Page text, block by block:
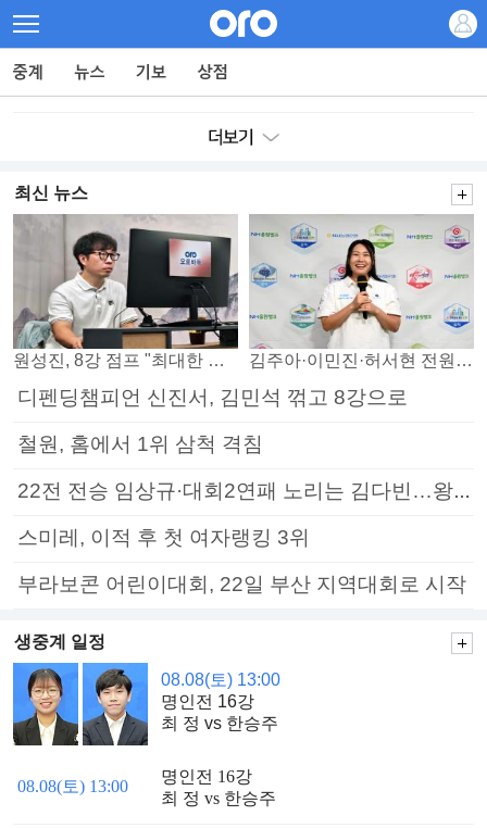
최신 뉴스
원성진, 8강 점프 "최대한 승자조에서 버티겠다" 김주아·이민진·허서현 전원 승리… 평택, 부안 꺾고 5연승
디펜딩챔피언 신진서, 김민석 꺾고 8강으로
철원, 홈에서 1위 삼척 격침
22전 전승 임상규·대회2연패 노리는 김다빈…왕중왕전 16강 7일부터
스미레, 이적 후 첫 여자랭킹 3위
부라보콘 어린이대회, 22일 부산 지역대회로 시작
생중계 일정
08.08(토) 13:00
명인전 16강
최 정 vs 한승주
08.08(토) 13:00
명인전 16강
최 정 vs 한승주